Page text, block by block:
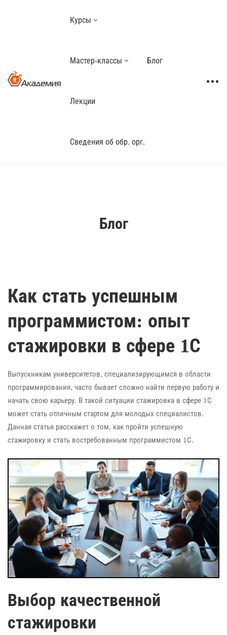
Курсы
Мастер-классы Блог
Лекции
Сведения об обр. орг.
Блог
Как стать успешным
программистом: опыт
стажировки в сфере 1С
Выпускникам университетов, специализирующимся в области
программирования, часто бывает сложно найти первую работу и
начать свою карьеру. В такой ситуации стажировка в сфере 1С
может стать отличным стартом для молодых специалистов.
Данная статья расскажет о том, как пройти успешную
стажировку и стать востребованным программистом 1С.
Выбор качественной
стажировки